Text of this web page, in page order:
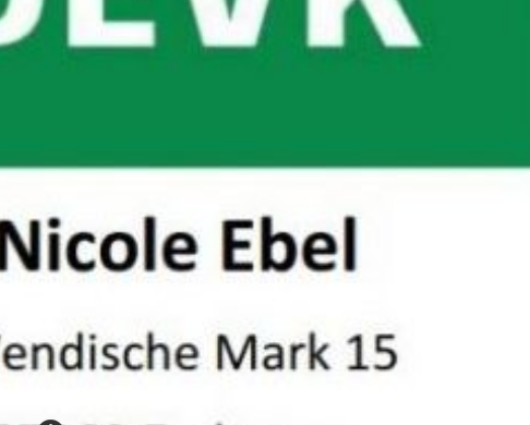
Diese Website verwendet Akismet, um Spam zu reduzieren.